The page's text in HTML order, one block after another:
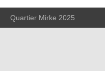
Quartier Mirke 2025